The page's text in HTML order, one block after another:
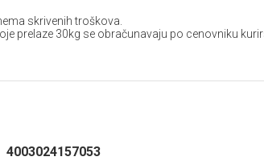
skrivenih troškova.
prelaze 30kg se obračunavaju po cenovniku
4003024157053